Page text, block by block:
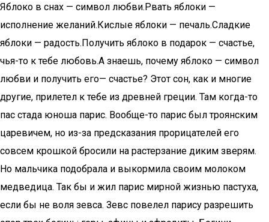
Яблоко в снах — символ любви.Рвать яблоки —
исполнение желаний.Кислые яблоки — печаль.Сладкие
яблоки — радость.Получить яблоко в подарок — счастье,
чья-то к тебе любовь.А знаешь, почему яблоко — символ
любви и получить его— счастье? Этот сон, как и многие
другие, прилетел к тебе из древней греции. Там когда-то
пас стада юноша парис. Вообще-то парис был троянским
царевичем, но из-за предсказания прорицателей его
совсем крошкой бросили на растерзание диким зверям.
Но мальчика подобрала и выкормила своим молоком
медведица. Так бы и жил парис мирной жизнью пастуха,
если бы не воля зевса. Зевс повелел парису разрешить